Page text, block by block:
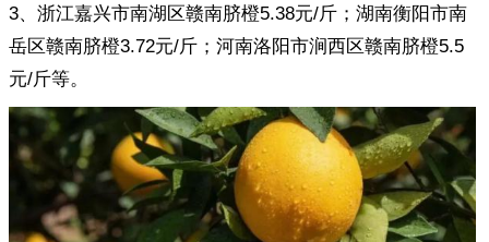
3、浙江嘉兴市南湖区赣南脐橙5.38元/斤；湖南衡阳市南
岳区赣南脐橙3.72元/斤；河南洛阳市涧西区赣南脐橙5.5
元/斤等。